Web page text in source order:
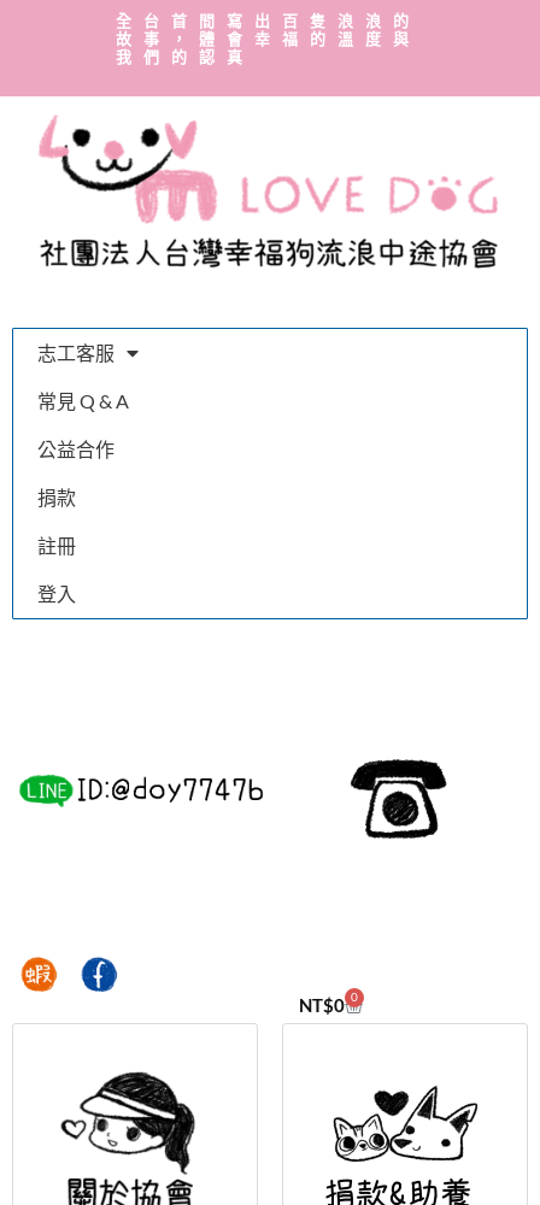
全台首間寫出百隻浪浪的
故事，體會幸福的溫度與
我們的認真
志工客服
常見 Q & A
公益合作
捐款
註冊
登入
NT$0 0